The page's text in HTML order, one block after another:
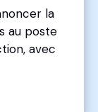
la
au poste
avec